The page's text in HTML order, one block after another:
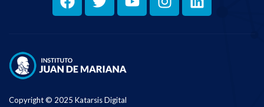
Copyright © 2025 Katarsis Digital